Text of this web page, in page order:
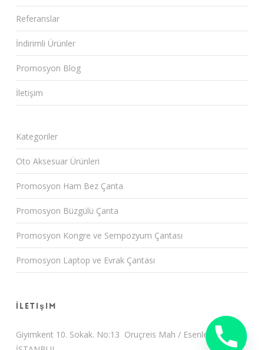
Referanslar
İndirimli Ürünler
Promosyon Blog
İletişim
Kategoriler
Oto Aksesuar Ürünleri
Promosyon Ham Bez Çanta
Promosyon Büzgülü Çanta
Promosyon Kongre ve Sempozyum Çantası
Promosyon Laptop ve Evrak Çantası
İletişim
Giyimkent 10. Sokak. No:13 Oruçreis Mah / Esenler /